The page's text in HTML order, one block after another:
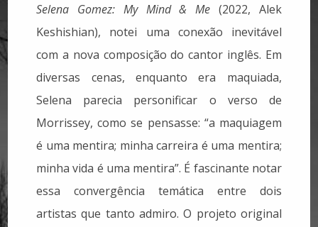
Selena Gomez: My Mind & Me (2022, Alek
Keshishian), notei uma conexão inevitável
com a nova composição do cantor inglês. Em
diversas cenas, enquanto era maquiada,
Selena parecia personificar o verso de
Morrissey, como se pensasse: “a maquiagem
é uma mentira; minha carreira é uma mentira;
minha vida é uma mentira”. É fascinante notar
essa convergência temática entre dois
artistas que tanto admiro. O projeto original